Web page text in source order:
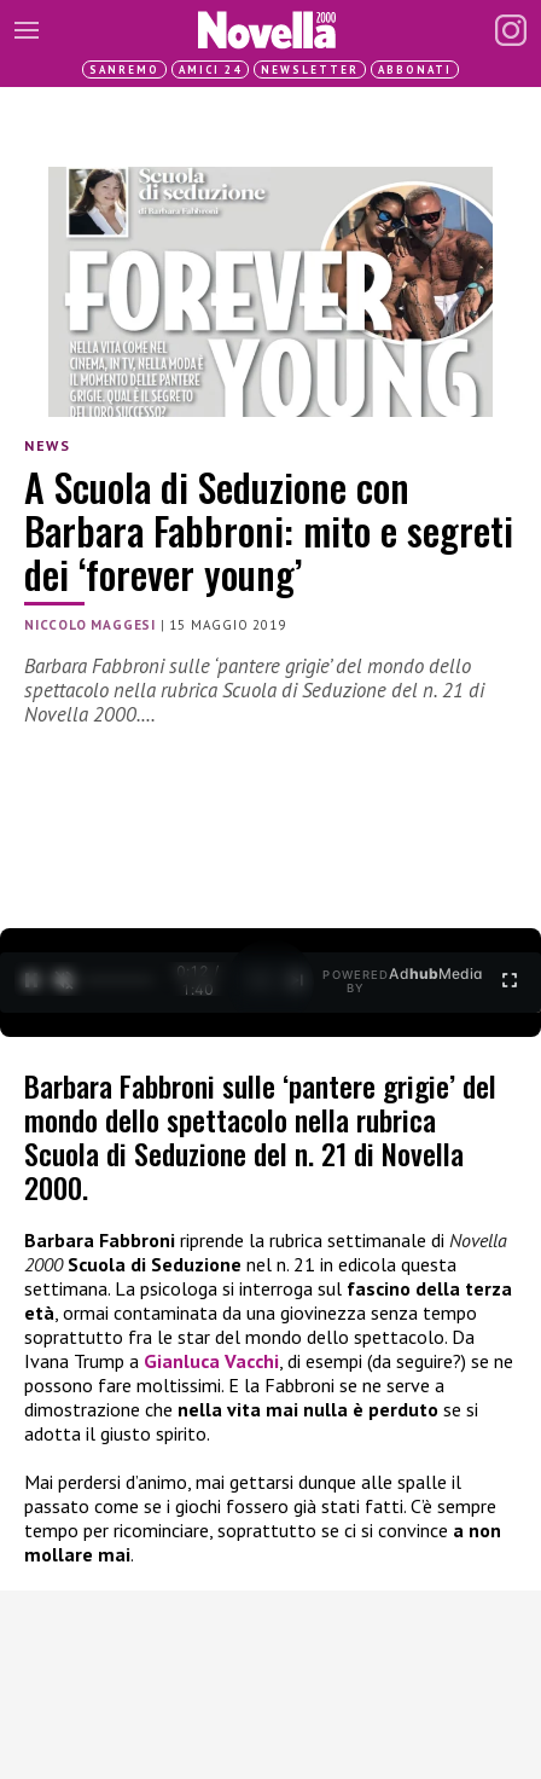
SANREMO AMICI 24 NEWSLETTER ABBONATI
NEWS
A Scuola di Seduzione con
Barbara Fabbroni: mito e segreti
dei ‘forever young’
NICCOLO MAGGESI | 15 MAGGIO 2019
Barbara Fabbroni sulle ‘pantere grigie’ del mondo dello
spettacolo nella rubrica Scuola di Seduzione del n. 21 di
Novella 2000.…
0:12 /
1:40
POWERED
BY
AdhubMedia
Barbara Fabbroni sulle ‘pantere grigie’ del
mondo dello spettacolo nella rubrica
Scuola di Seduzione del n. 21 di Novella
2000.
Barbara Fabbroni riprende la rubrica settimanale di Novella
2000 Scuola di Seduzione nel n. 21 in edicola questa
settimana. La psicologa si interroga sul fascino della terza
età, ormai contaminata da una giovinezza senza tempo
soprattutto fra le star del mondo dello spettacolo. Da
Ivana Trump a Gianluca Vacchi, di esempi (da seguire?) se ne
possono fare moltissimi. E la Fabbroni se ne serve a
dimostrazione che nella vita mai nulla è perduto se si
adotta il giusto spirito.
Mai perdersi d’animo, mai gettarsi dunque alle spalle il
passato come se i giochi fossero già stati fatti. C’è sempre
tempo per ricominciare, soprattutto se ci si convince a non
mollare mai.